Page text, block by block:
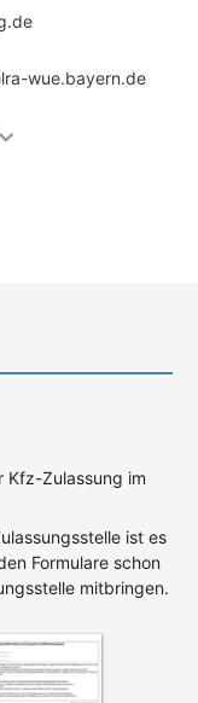
wue.bayern.de
Kfz-Zulassung im
ist es
Formulare schon
mitbringen.